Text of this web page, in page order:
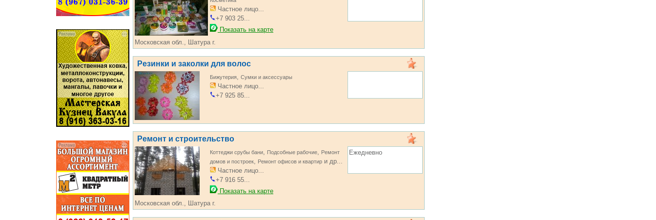
Частное лицо...
+7 903 25...
Показать на карте
Московская обл., Шатура г.
Резинки и заколки для волос
Бижутерия, Сумки и аксессуары
Частное лицо...
+7 925 85...
Ремонт и строительство
Коттеджи срубы бани, Подсобные рабочие, Ремонт
домов и построек, Ремонт офисов и квартир и др...
Частное лицо...
+7 916 55...
Показать на карте
Ежедневно
Московская обл., Шатура г.